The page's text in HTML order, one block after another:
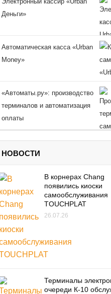
Деньги»
Автоматическая касса «Urban
Money»
«Автоматы.ру»: производство
терминалов и автоматизация
оплаты
НОВОСТИ
В корнерах Chang
появились киоски
самообслуживания
TOUCHPLAT
26.07.26
Терминалы
очереди К-10